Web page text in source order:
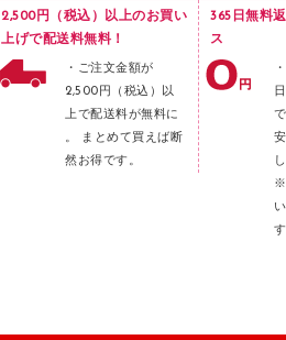
2,500円（税込）以上のお買い
上げで配送料無料！
・ご注文金額が
2,500円（税込）以
上で配送料が無料に
。 まとめて買えば断
然お得です。
365日無料
ス
※
す